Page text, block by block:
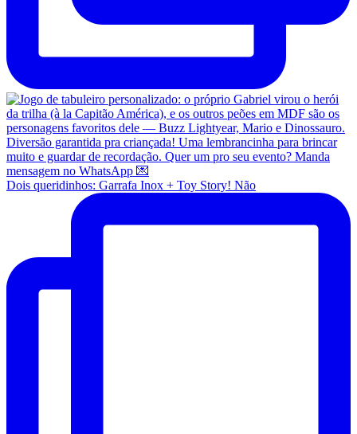
Dois queridinhos: Garrafa Inox + Toy Story! Não